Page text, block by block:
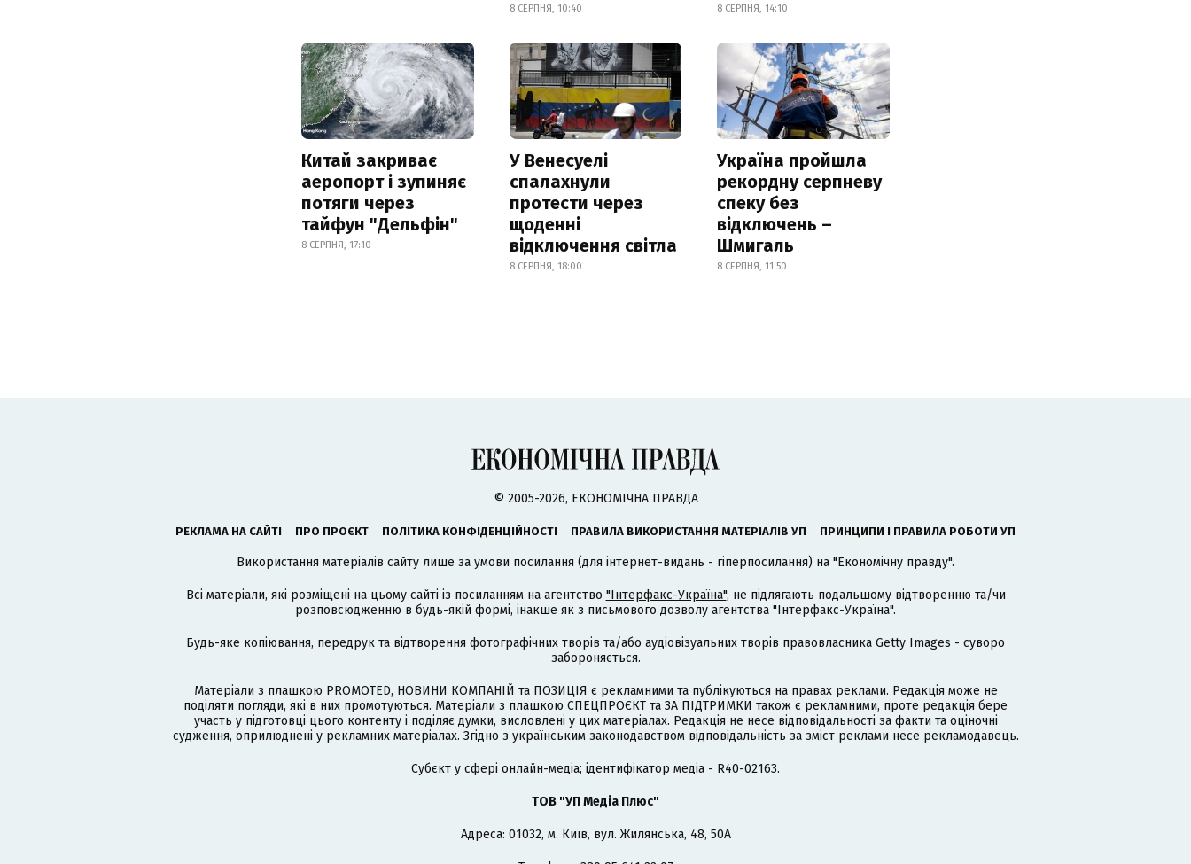
8 СЕРПНЯ, 10:40 8 СЕРПНЯ, 14:10
Китай закриває
аеропорт і зупиняє
потяги через
тайфун "Дельфін"
8 СЕРПНЯ, 17:10
У Венесуелі
спалахнули
протести через
щоденні
відключення світла
8 СЕРПНЯ, 18:00
Україна пройшла
рекордну серпневу
спеку без
відключень –
Шмигаль
8 СЕРПНЯ, 11:50
© 2005-2026, ЕКОНОМІЧНА ПРАВДА
РЕКЛАМА НА САЙТІ ПРО ПРОЄКТ ПОЛІТИКА КОНФІДЕНЦІЙНОСТІ ПРАВИЛА ВИКОРИСТАННЯ МАТЕРІАЛІВ УП ПРИНЦИПИ І ПРАВИЛА РОБОТИ УП
Використання матеріалів сайту лише за умови посилання (для інтернет-видань - гіперпосилання) на "Економічну правду".
Всі матеріали, які розміщені на цьому сайті із посиланням на агентство "Інтерфакс-Україна", не підлягають подальшому відтворенню та/чи
розповсюдженню в будь-якій формі, інакше як з письмового дозволу агентства "Інтерфакс-Україна".
Будь-яке копіювання, передрук та відтворення фотографічних творів та/або аудіовізуальних творів правовласника Getty Images - суворо
забороняється.
Матеріали з плашкою PROMOTED, НОВИНИ КОМПАНІЙ та ПОЗИЦІЯ є рекламними та публікуються на правах реклами. Редакція може не
поділяти погляди, які в них промотуються. Матеріали з плашкою СПЕЦПРОЄКТ та ЗА ПІДТРИМКИ також є рекламними, проте редакція бере
участь у підготовці цього контенту і поділяє думки, висловлені у цих матеріалах. Редакція не несе відповідальності за факти та оціночні
судження, оприлюднені у рекламних матеріалах. Згідно з українським законодавством відповідальність за зміст реклами несе рекламодавець.
Cубєкт у сфері онлайн-медіа; ідентифікатор медіа - R40-02163.
ТОВ "УП Медіа Плюс"
Адреса: 01032, м. Київ, вул. Жилянська, 48, 50А